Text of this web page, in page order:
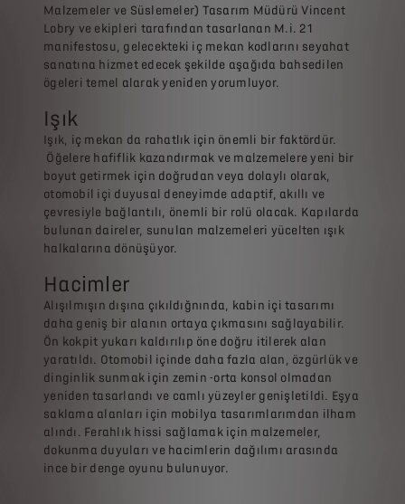
Malzemeler ve Süslemeler) Tasarım Müdürü Vincent
Lobry ve ekipleri tarafından tasarlanan M.i. 21
manifestosu, gelecekteki iç mekan kodlarını seyahat
sanatına hizmet edecek şekilde aşağıda bahsedilen
ögeleri temel alarak yeniden yorumluyor.
Işık
Işık, iç mekan da rahatlık için önemli bir faktördür.
Öğelere hafiflik kazandırmak ve malzemelere yeni bir
boyut getirmek için doğrudan veya dolaylı olarak,
otomobil içi duyusal deneyimde adaptif, akıllı ve
çevresiyle bağlantılı, önemli bir rolü olacak. Kapılarda
bulunan daireler, sunulan malzemeleri yücelten ışık
halkalarına dönüşüyor.
Hacimler
Alışılmışın dışına çıkıldığnında, kabin içi tasarımı
daha geniş bir alanın ortaya çıkmasını sağlayabilir.
Ön kokpit yukarı kaldırılıp öne doğru itilerek alan
yaratıldı. Otomobil içinde daha fazla alan, özgürlük ve
dinginlik sunmak için zemin -orta konsol olmadan
yeniden tasarlandı ve camlı yüzeyler genişletildi. Eşya
saklama alanları için mobilya tasarımlarımdan ilham
alındı. Ferahlık hissi sağlamak için malzemeler,
dokunma duyuları ve hacimlerin dağılımı arasında
ince bir denge oyunu bulunuyor.